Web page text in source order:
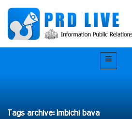
Tags archive: Imbichi bava